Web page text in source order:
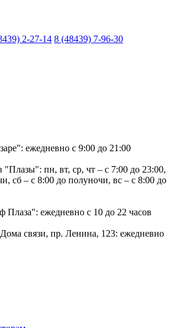
2-27-14 8 (48439) 7-96-30
ежедневно с 9:00 до 21:00
"Плазы": пн, вт, ср, чт – с 7:00 до 23:00,
сб – с 8:00 до полуночи, вс – с 8:00 до
Плаза": ежедневно с 10 до 22 часов
связи, пр. Ленина, 123: ежедневно